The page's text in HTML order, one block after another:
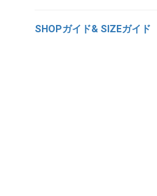
SHOPガイド& SIZEガイド